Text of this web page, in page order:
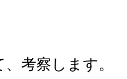
考察します。